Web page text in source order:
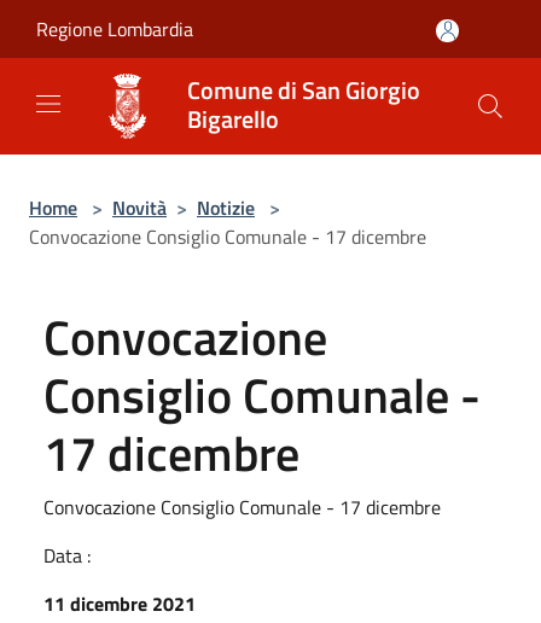
Regione Lombardia
Comune di San Giorgio
Bigarello
Home > Novità > Notizie >
Convocazione Consiglio Comunale - 17 dicembre
Convocazione
Consiglio Comunale -
17 dicembre
Convocazione Consiglio Comunale - 17 dicembre
Data :
11 dicembre 2021